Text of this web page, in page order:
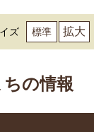
ズ 標準 拡大
ちの情報